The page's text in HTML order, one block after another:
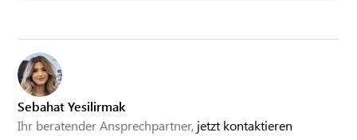
Sebahat Yesilirmak
Ihr beratender Ansprechpartner, jetzt kontaktieren